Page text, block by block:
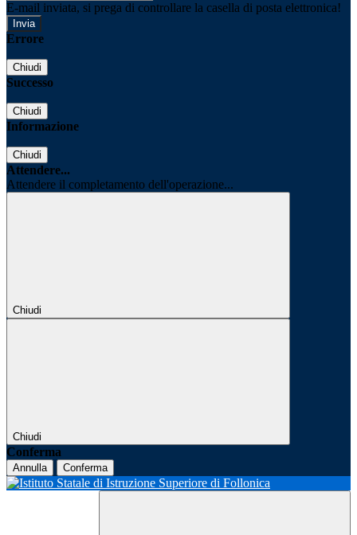
E-mail inviata, si prega di controllare la casella di posta elettronica!
Errore
Chiudi
Successo
Chiudi
Informazione
Chiudi
Attendere...
Attendere il completamento dell'operazione...
Chiudi
Chiudi
Conferma
Annulla Conferma